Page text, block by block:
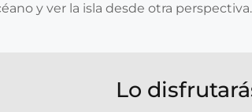
y ver la isla desde otra perspectiva.
Lo